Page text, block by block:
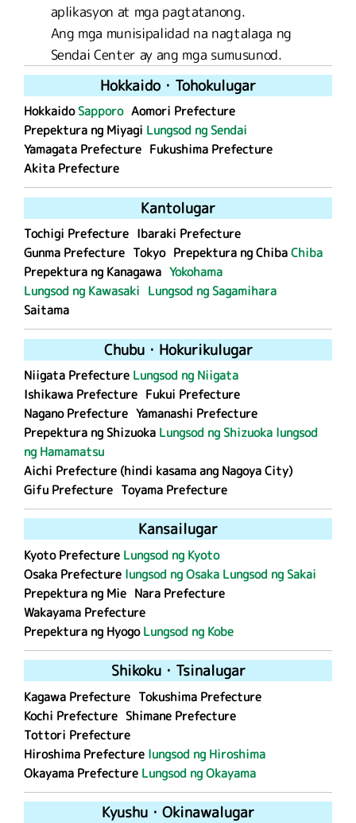
aplikasyon at mga pagtatanong.
Ang mga munisipalidad na nagtalaga ng
Sendai Center ay ang mga sumusunod.
Hokkaido ・ Tohokulugar
HokkaidoSapporo Aomori Prefecture
Prepektura ng Miyagi Lungsod ng Sendai
Yamagata Prefecture Fukushima Prefecture
Akita Prefecture
Kantolugar
Tochigi Prefecture Ibaraki Prefecture
Gunma Prefecture Tokyo Prepektura ng ChibaChiba
Prepektura ng Kanagawa Yokohama
Lungsod ng Kawasaki Lungsod ng Sagamihara
Saitama
Chubu・ Hokurikulugar
Niigata Prefecture Lungsod ng Niigata
Ishikawa Prefecture Fukui Prefecture
Nagano Prefecture Yamanashi Prefecture
Prepektura ng Shizuoka Lungsod ng Shizuoka lungsod
ng Hamamatsu
Aichi Prefecture (hindi kasama ang Nagoya City)
Gifu Prefecture Toyama Prefecture
Kansailugar
Kyoto Prefecture Lungsod ng Kyoto
Osaka Prefecture lungsod ng Osaka Lungsod ng Sakai
Prepektura ng Mie Nara Prefecture
Wakayama Prefecture
Prepektura ng HyogoLungsod ng Kobe
Shikoku・ Tsinalugar
Kagawa Prefecture Tokushima Prefecture
Kochi Prefecture Shimane Prefecture
Tottori Prefecture
Hiroshima Prefecture lungsod ng Hiroshima
Okayama Prefecture Lungsod ng Okayama
Kyushu ・ Okinawalugar